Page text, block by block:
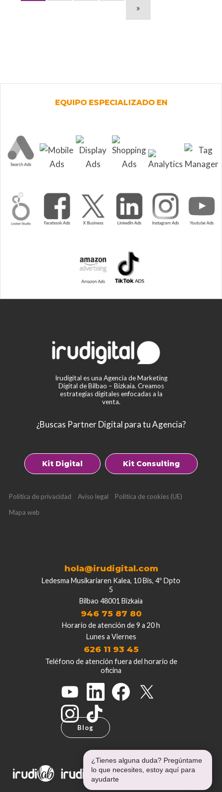
»
EQUIPO ESPECIALIZADO EN
Irudigital es una Agencia de Marketing
Digital de Bilbao – Bizkaia. Creamos
estrategias digitales enfocadas a la
venta.
¿Buscas Partner Digital para tu Agencia?
Kit Digital Kit Consulting
Política de privacidad Aviso legal
Política de cookies (UE)
Mapa web
hola@irudigital.com
Ledesma Musikariaren Kalea, 10 Bis, 4º Dpto
5
Bilbao 48001 Bizkaia
946 75 87 80
Horario de atención de 9 a 20 h
Lunes a Viernes
626 11 93 45
Teléfono de atención fuera del horario de
oficina
Blog
¿Tienes alguna duda? Pregúntame
lo que necesites, estoy aquí para
ayudarte